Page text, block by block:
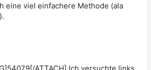
eine viel einfachere Methode (ala
ATTACH] Ich versuchte links